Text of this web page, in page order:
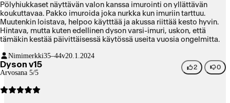
Pölyhiukkaset näyttävän valon kanssa imurointi on yllättävän
koukuttavaa. Pakko imuroida joka nurkka kun imuriin tarttuu.
Muutenkin loistava, helpoo käytttää ja akussa riittää kesto hyvin.
Hintava, mutta kuten edellinen dyson varsi-imuri, uskon, että
tämäkin kestää päivittäisessä käytössä useita vuosia ongelmitta.
Nimimerkki35–44v20.1.2024
Dyson v15
Arvosana 5/5
2 0